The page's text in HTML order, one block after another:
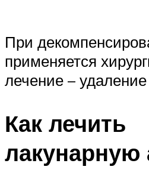
При
применяется
лечение –
Как лечить
лакунарную